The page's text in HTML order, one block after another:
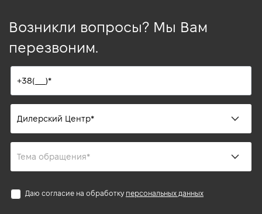
Возникли вопросы? Мы Вам
перезвоним.
Даю согласие на обработку персональных данных